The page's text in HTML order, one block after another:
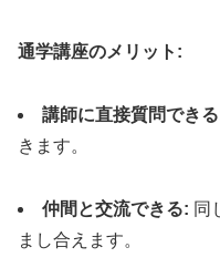
通学講座のメリット:
講師に直接質問でき
きます。
仲間と交流できる: 同
まし合えます。